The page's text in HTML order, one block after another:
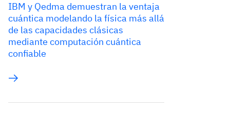
IBM y Qedma demuestran la ventaja
cuántica modelando la física más allá
de las capacidades clásicas
mediante computación cuántica
confiable